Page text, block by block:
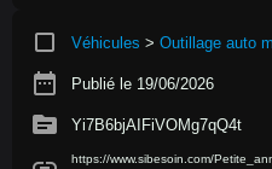
crop_square Véhicules > Outillage auto
date_range Publié le 19/06/2026
source Yi7B6bjAIFiVOMg7qQ4t
https://www.sibesoin.com/